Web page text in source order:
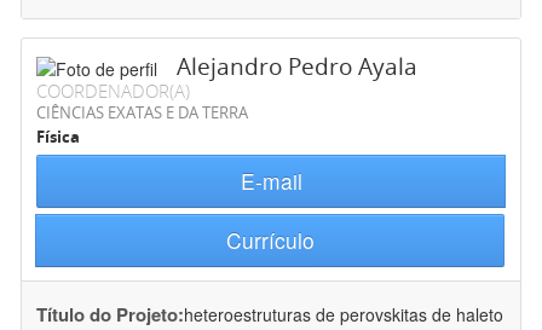
Alejandro Pedro Ayala
COORDENADOR(A)
CIÊNCIAS EXATAS E DA TERRA
Física
E-mail
Currículo
Título do Projeto:heteroestruturas de perovskitas de haleto